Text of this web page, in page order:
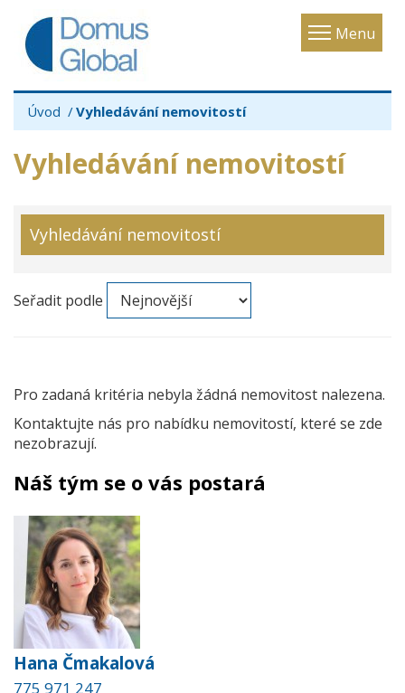
Menu
Toggle
Úvod Vyhledávání nemovitostí
Vyhledávání nemovitostí
Vyhledávání nemovitostí
Seřadit podle
Pro zadaná kritéria nebyla žádná nemovitost nalezena.
Kontaktujte nás pro nabídku nemovitostí, které se zde
nezobrazují.
Náš tým se o vás postará
Hana Čmakalová
775 971 247